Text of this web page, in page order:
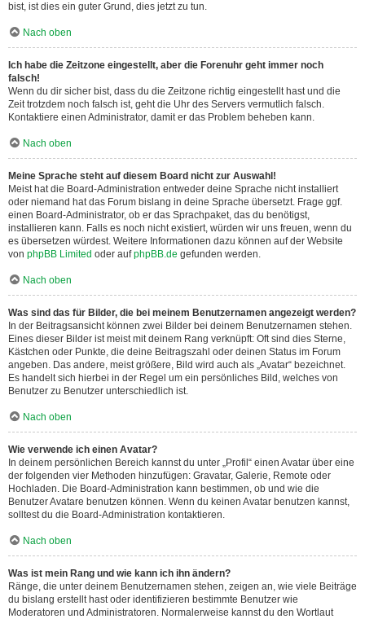
bist, ist dies ein guter Grund, dies jetzt zu tun.
Nach oben
Ich habe die Zeitzone eingestellt, aber die Forenuhr geht immer noch
falsch!
Wenn du dir sicher bist, dass du die Zeitzone richtig eingestellt hast und die
Zeit trotzdem noch falsch ist, geht die Uhr des Servers vermutlich falsch.
Kontaktiere einen Administrator, damit er das Problem beheben kann.
Nach oben
Meine Sprache steht auf diesem Board nicht zur Auswahl!
Meist hat die Board-Administration entweder deine Sprache nicht installiert
oder niemand hat das Forum bislang in deine Sprache übersetzt. Frage ggf.
einen Board-Administrator, ob er das Sprachpaket, das du benötigst,
installieren kann. Falls es noch nicht existiert, würden wir uns freuen, wenn du
es übersetzen würdest. Weitere Informationen dazu können auf der Website
von phpBB Limited oder aufphpBB.de gefunden werden.
Nach oben
Was sind das für Bilder, die bei meinem Benutzernamen angezeigt werden?
In der Beitragsansicht können zwei Bilder bei deinem Benutzernamen stehen.
Eines dieser Bilder ist meist mit deinem Rang verknüpft: Oft sind dies Sterne,
Kästchen oder Punkte, die deine Beitragszahl oder deinen Status im Forum
angeben. Das andere, meist größere, Bild wird auch als „Avatar“ bezeichnet.
Es handelt sich hierbei in der Regel um ein persönliches Bild, welches von
Benutzer zu Benutzer unterschiedlich ist.
Nach oben
Wie verwende ich einen Avatar?
In deinem persönlichen Bereich kannst du unter „Profil“ einen Avatar über eine
der folgenden vier Methoden hinzufügen: Gravatar, Galerie, Remote oder
Hochladen. Die Board-Administration kann bestimmen, ob und wie die
Benutzer Avatare benutzen können. Wenn du keinen Avatar benutzen kannst,
solltest du die Board-Administration kontaktieren.
Nach oben
Was ist mein Rang und wie kann ich ihn ändern?
Ränge, die unter deinem Benutzernamen stehen, zeigen an, wie viele Beiträge
du bislang erstellt hast oder identifizieren bestimmte Benutzer wie
Moderatoren und Administratoren. Normalerweise kannst du den Wortlaut